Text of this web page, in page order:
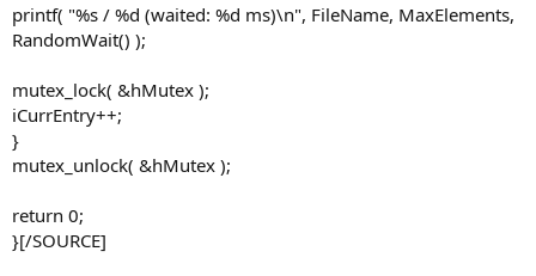
printf( "%s / %d (waited: %d ms)\n", FileName, MaxElements,
RandomWait() );
mutex_lock( &hMutex );
iCurrEntry++;
}
mutex_unlock( &hMutex );
return 0;
}[/SOURCE]